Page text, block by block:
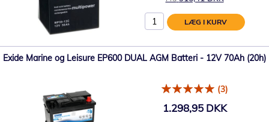
LÆG I KURV
Exide Marine og Leisure EP600 DUAL AGM Batteri - 12V 70Ah (20h)
(3)
1.298,95 DKK